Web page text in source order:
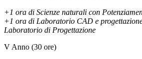
+1 ora di Scienze naturali con
+1 ora di Laboratorio CAD e
Laboratorio di Progettazione
V Anno (30 ore)